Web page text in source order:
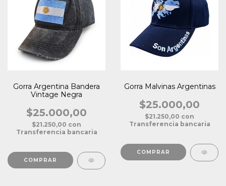
Gorra Argentina Bandera
Vintage Negra
$25.000,00
$21.250,00 con
Transferencia bancaria
Gorra Malvinas Argentinas
$25.000,00
$21.250,00 con
Transferencia bancaria